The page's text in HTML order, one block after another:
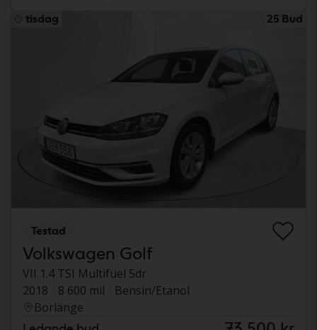
tisdag 25 Bud
Testad
Volkswagen Golf
VII 1.4 TSI Multifuel 5dr
2018
8 600 mil
Bensin/Etanol
Borlänge